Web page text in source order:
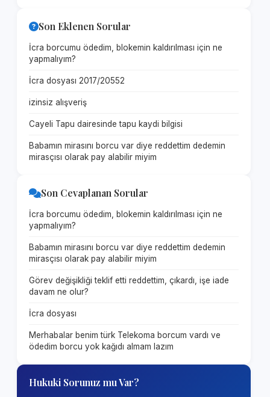
Son Eklenen Sorular
İcra borcumu ödedim, blokemin kaldırılması için ne
yapmalıyım?
İcra dosyası 2017/20552
izinsiz alışveriş
Cayeli Tapu dairesinde tapu kaydi bilgisi
Babamın mirasını borcu var diye reddettim dedemin
mirasçısı olarak pay alabilir miyim
Son Cevaplanan Sorular
İcra borcumu ödedim, blokemin kaldırılması için ne
yapmalıyım?
Babamın mirasını borcu var diye reddettim dedemin
mirasçısı olarak pay alabilir miyim
Görev değişikliği teklif etti reddettim, çıkardı, işe iade
davam ne olur?
İcra dosyası
Merhabalar benim türk Telekoma borcum vardı ve
ödedim borcu yok kağıdı almam lazım
Hukuki Sorunuz mu Var?